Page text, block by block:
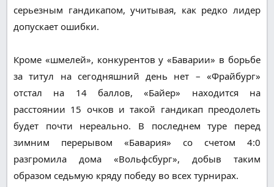
серьезным гандикапом, учитывая, как редко лидер
допускает ошибки.
Кроме «шмелей», конкурентов у «Баварии» в борьбе
за титул на сегодняшний день нет – «Фрайбург»
отстал на 14 баллов, «Байер» находится на
расстоянии 15 очков и такой гандикап преодолеть
будет почти нереально. В последнем туре перед
зимним перерывом «Бавария» со счетом 4:0
разгромила дома «Вольфсбург», добыв таким
образом седьмую кряду победу во всех турнирах.